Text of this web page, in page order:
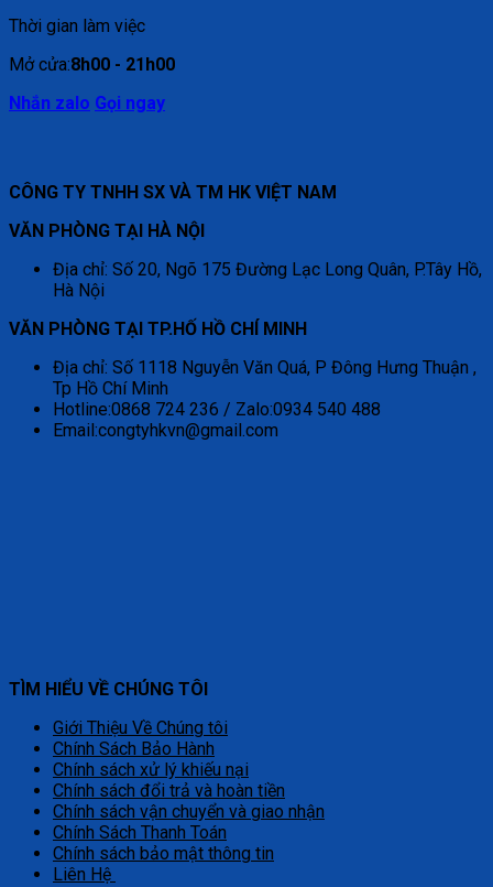
Thời gian làm việc
Mở cửa:8h00 - 21h00
Nhắn zalo Gọi ngay
CÔNG TY TNHH SX VÀ TM HK VIỆT NAM
VĂN PHÒNG TẠI HÀ NỘI
Địa chỉ: Số 20, Ngõ 175 Đường Lạc Long Quân, P.Tây Hồ,
Hà Nội
VĂN PHÒNG TẠI TP.HỐ HỒ CHÍ MINH
Địa chỉ: Số 1118 Nguyễn Văn Quá, P Đông Hưng Thuận ,
Tp Hồ Chí Minh
Hotline:0868 724 236 / Zalo:0934 540 488
Email:congtyhkvn@gmail.com
TÌM HIỂU VỀ CHÚNG TÔI
Giới Thiệu Về Chúng tôi
Chính Sách Bảo Hành
Chính sách xử lý khiếu nại
Chính sách đổi trả và hoàn tiền
Chính sách vận chuyển và giao nhận
Chính Sách Thanh Toán
Chính sách bảo mật thông tin
Liên Hệ